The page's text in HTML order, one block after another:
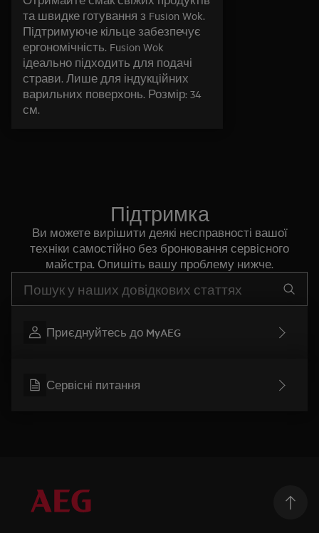
та швидке готування з Fusion Wok.
Підтримуюче кільце забезпечує
ергономічність. Fusion Wok
ідеально підходить для подачі
страви. Лише для індукційних
варильних поверхонь. Розмір: 34
см.
Підтримка
Ви можете вирішити деякі несправності вашої
техніки самостійно без бронювання сервісного
майстра. Опишіть вашу проблему нижче.
Приєднуйтесь до MyAEG
Сервісні питання